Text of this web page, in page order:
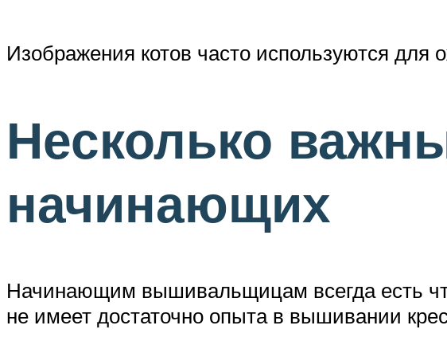
Изображения котов часто используются для
Несколько
начинающих
Начинающим вышивальщицам всегда есть
не имеет достаточно опыта в вышивании